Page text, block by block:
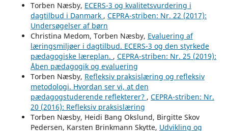
Torben Næsby, ECERS-3 og kvalitetsvurdering i
dagtilbud i Danmark , CEPRA-striben: Nr. 22 (2017):
Undersøgelser af børn
Christina Medom, Torben Næsby, Evaluering af
læringsmiljøer i dagtilbud. ECERS-3 og den styrkede
pædagogiske læreplan. , CEPRA-striben: Nr. 25 (2019):
Åben pædagogik og evaluering
Torben Næsby, Refleksiv praksislæring og refleksiv
metodologi. Hvordan ser vi, at den
pædagogstuderende reflekterer? , CEPRA-striben: Nr.
20 (2016): Refleksiv praksislæring
Torben Næsby, Heidi Bang Okslund, Birgitte Skov
Pedersen, Karsten Brinkmann Skytte, Udvikling og